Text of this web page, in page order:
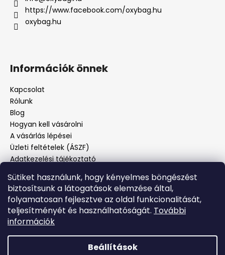
Sütiket használunk, hogy kényelmes böngészést
biztosítsunk a látogatások elemzése által,
folyamatosan fejlesztve az oldal funkcionalitását,
teljesítményét és használhatóságát. További
információk
Beállítások
https://www.facebook.com/oxybag.hu
oxybag.hu
Információk önnek
Kapcsolat
Rólunk
Blog
Hogyan kell vásárolni
A vásárlás lépései
Üzleti feltételek (ÁSZF)
Adatkezelési tájékoztató
Panaszjelenté
Facebook